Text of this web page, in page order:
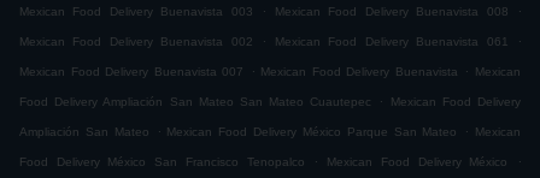
Mexican Food Delivery Buenavista 003 . Mexican Food Delivery Buenavista 008 .
Mexican Food Delivery Buenavista 002 . Mexican Food Delivery Buenavista 061 .
Mexican Food Delivery Buenavista 007 . Mexican Food Delivery Buenavista . Mexican
Food Delivery Ampliación San Mateo San Mateo Cuautepec . Mexican Food Delivery
Ampliación San Mateo . Mexican Food Delivery México Parque San Mateo . Mexican
Food Delivery México San Francisco Tenopalco . Mexican Food Delivery México .